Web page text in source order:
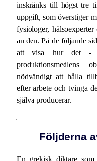
inskränks till högst tre
uppgift, som överstiger
fysiologer,
an den. På de följande
att visa hur det -
produktionsmedlens
nödvändigt att hålla
efter arbete och tvinga
själva producerar.
Följderna
En grekisk diktare